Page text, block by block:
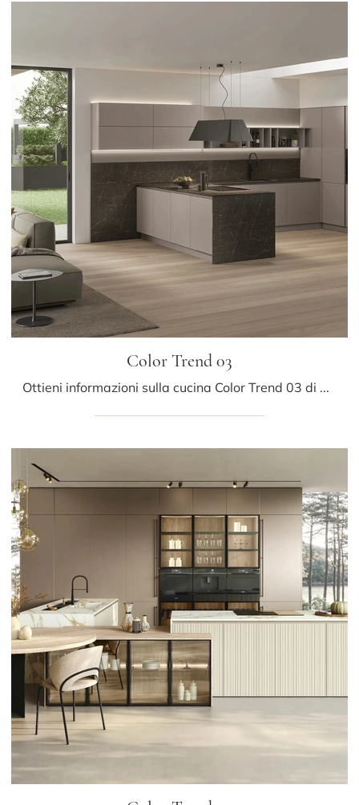
Color Trend 03
Ottieni informazioni sulla cucina Color Trend 03 di Stosa: questa soluzione in laccato opaco sarà la scelta ideale per te!